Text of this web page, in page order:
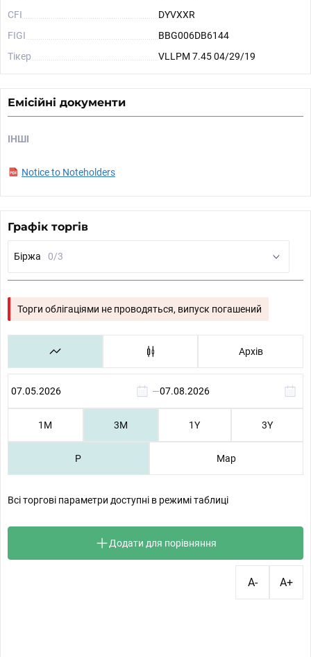
CFI
DYVXXR
FIGI
BBG006DB6144
Тікер
VLLPM 7.45 04/29/19
Емісійні документи
ІНШІ
Notice to Noteholders
Графік торгів
Біржа 0/3
Торги облігаціями не проводяться, випуск погашений
Архів
—
1М 3М 1Y 3Y
P Map
Всі торгові параметри доступні в режимі таблиці
Додати для порівняння
A- A+